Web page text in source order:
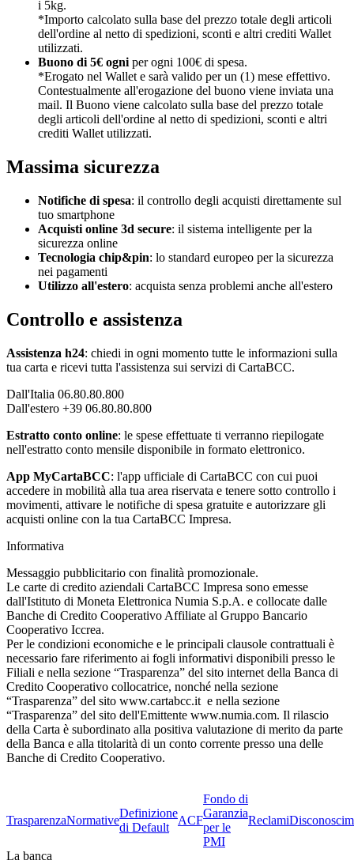
i 5kg.
*Importo calcolato sulla base del prezzo totale degli articoli
dell'ordine al netto di spedizioni, sconti e altri crediti Wallet
utilizzati.
Buono di 5€ ogniper ogni 100€ di spesa.
*Erogato nel Wallet e sarà valido per un (1) mese effettivo.
Contestualmente all'erogazione del buono viene inviata una
mail. Il Buono viene calcolato sulla base del prezzo totale
degli articoli dell'ordine al netto di spedizioni, sconti e altri
crediti Wallet utilizzati.
Massima sicurezza
Notifiche di spesa: il controllo degli acquisti direttamente sul
tuo smartphone
Acquisti online 3d secure: il sistema intelligente per la
sicurezza online
Tecnologia chip&pin: lo standard europeo per la sicurezza
nei pagamenti
Utilizzo all'estero: acquista senza problemi anche all'estero
Controllo e assistenza
Assistenza h24: chiedi in ogni momento tutte le informazioni sulla
tua carta e ricevi tutta l'assistenza sui servizi di CartaBCC.
Dall'Italia 06.80.80.800
Dall'estero +39 06.80.80.800
Estratto conto online: le spese effettuate ti verranno riepilogate
nell'estratto conto mensile disponibile in formato elettronico.
App MyCartaBCC: l'app ufficiale di CartaBCC con cui puoi
accedere in mobilità alla tua area riservata e tenere sotto controllo i
movimenti, attivare le notifiche di spesa gratuite e autorizzare gli
acquisti online con la tua CartaBCC Impresa.
Informativa
Messaggio pubblicitario con finalità promozionale.
Le carte di credito aziendali CartaBCC Impresa sono emesse
dall'Istituto di Moneta Elettronica Numia S.p.A. e collocate dalle
Banche di Credito Cooperativo Affiliate al Gruppo Bancario
Cooperativo Iccrea.
Per le condizioni economiche e le principali clausole contrattuali è
necessario fare riferimento ai fogli informativi disponibili presso le
Filiali e nella sezione “Trasparenza” del sito internet della Banca di
Credito Cooperativo collocatrice, nonché nella sezione
“Trasparenza” del sito www.cartabcc.it e nella sezione
“Trasparenza” del sito dell'Emittente www.numia.com. Il rilascio
della Carta è subordinato alla positiva valutazione di merito da parte
della Banca e alla titolarità di un conto corrente presso una delle
Banche di Credito Cooperativo.
TrasparenzaNormative
Definizione
di Default
ACF
Fondo di
Garanzia
per le
PMI
Reclami
La banca